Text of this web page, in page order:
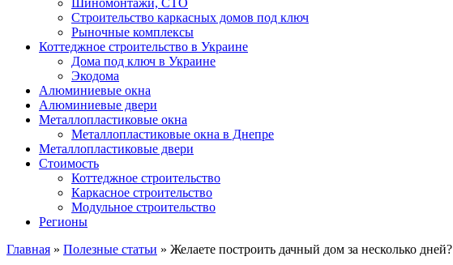
Шиномонтажи, СТО
Строительство каркасных домов под ключ
Рыночные комплексы
Коттеджное строительство в Украине
Дома под ключ в Украине
Экодома
Алюминиевые окна
Алюминиевые двери
Металлопластиковые окна
Металлопластиковые окна в Днепре
Металлопластиковые двери
Стоимость
Коттеджное строительство
Каркасное строительство
Модульное строительство
Регионы
Главная » Полезные статьи » Желаете построить дачный дом за несколько дней?